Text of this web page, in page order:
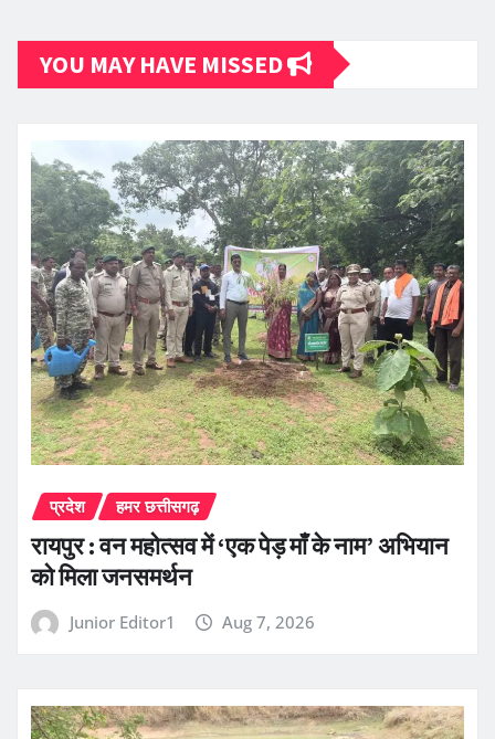
YOU MAY HAVE MISSED
प्रदेश हमर छत्तीसगढ़
रायपुर : वन महोत्सव में ‘एक पेड़ माँ के नाम’ अभियान
को मिला जनसमर्थन
Junior Editor1 Aug 7, 2026